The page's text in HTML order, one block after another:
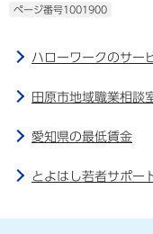
ページ番号1001900
ハローワークのサー
田原市地域職業相談
愛知県の最低賃金
とよはし若者サポー